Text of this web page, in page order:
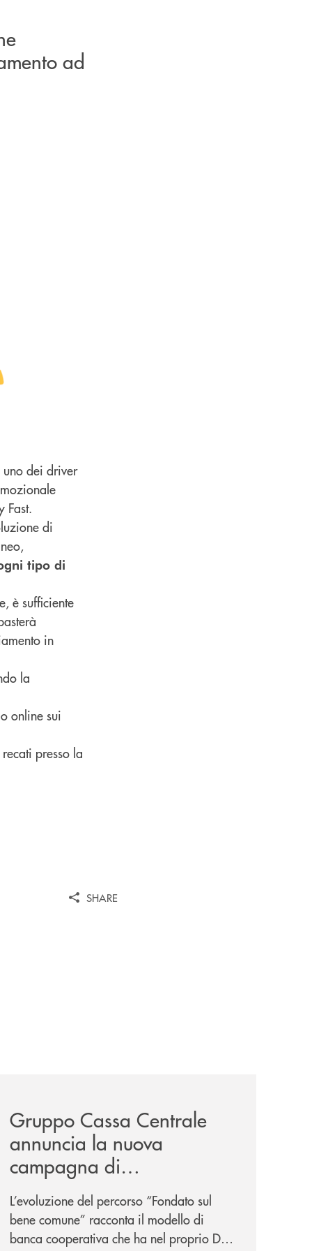
ad
uno dei driver
Fast.
di
tipo di
è sufficiente
in
la
online sui
presso la
SHARE
Gruppo Cassa Centrale
annuncia la nuova
campagna di
comunicazione
nazionale: “Oggi si dice
ESG. Per noi è fare la cosa
L’evoluzione del percorso “Fondato sul
bene comune” racconta il modello di
banca cooperativa che ha nel proprio DNA